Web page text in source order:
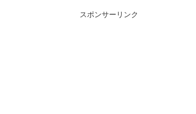
スポンサーリンク